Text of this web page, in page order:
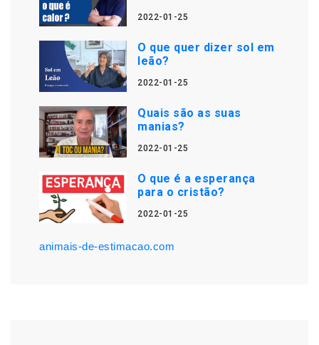
2022-01-25
O que quer dizer sol em
leão?
2022-01-25
Quais são as suas
manias?
2022-01-25
O que é a esperança
para o cristão?
2022-01-25
animais-de-estimacao.com